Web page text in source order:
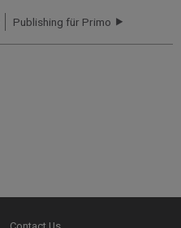
Publishing für Primo